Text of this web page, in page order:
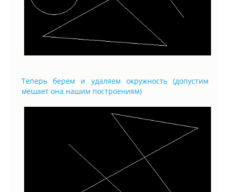
Теперь берем и удаляем окружность (допустим
мешает она нашим построениям)